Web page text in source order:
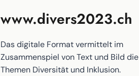
www.divers2023.ch
Das digitale Format vermittelt im
Zusammenspiel von Text und Bild die
Themen Diversität und Inklusion.